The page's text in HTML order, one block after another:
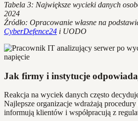
Tabela 3: Największe wycieki danych
2024
Źródło: Opracowanie własne na
CyberDefence24 i UODO
Jak firmy i instytucje
Reakcja na wyciek danych często
Najlepsze organizacje wdrażają procedury
informują klientów i współpracują z